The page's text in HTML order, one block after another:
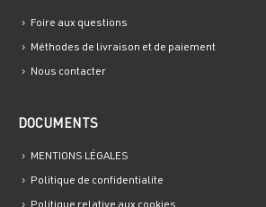
Foire aux questions
Méthodes de livraison et de paiement
Nous contacter
DOCUMENTS
MENTIONS LÉGALES
Politique de confidentialite